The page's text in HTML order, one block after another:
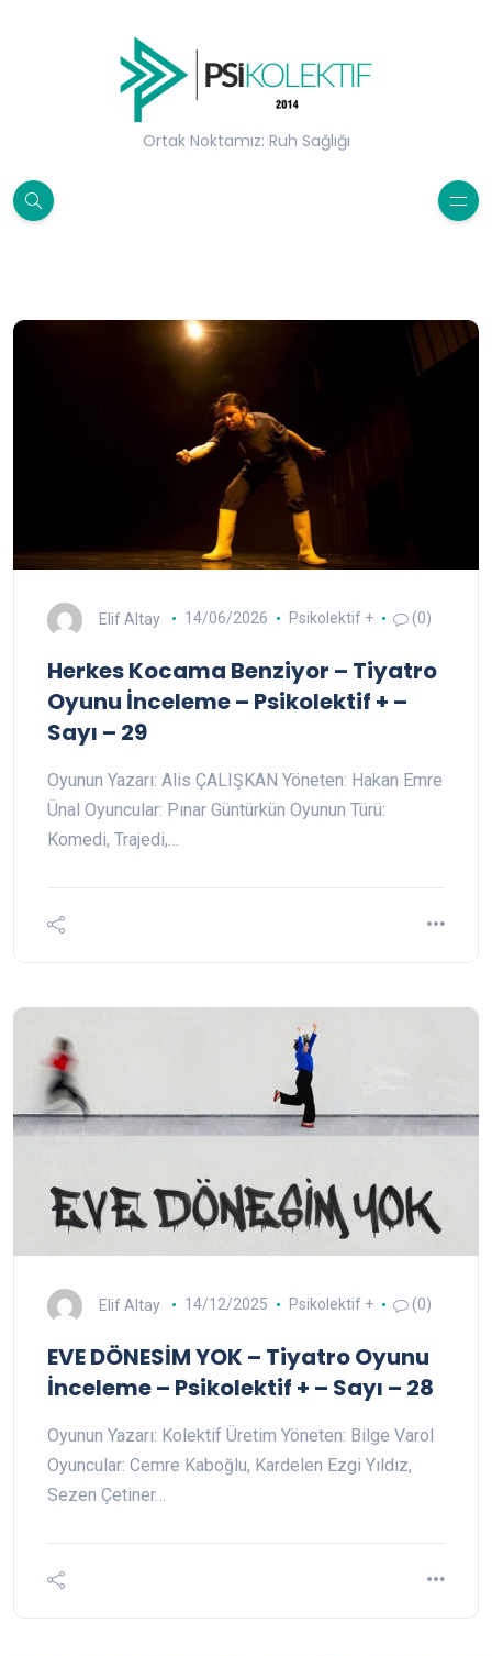
Ortak Noktamız: Ruh Sağlığı
Elif Altay 14/06/2026 Psikolektif + (0)
Herkes Kocama Benziyor – Tiyatro
Oyunu İnceleme – Psikolektif + –
Sayı – 29
Oyunun Yazarı: Alis ÇALIŞKAN Yöneten: Hakan Emre
Ünal Oyuncular: Pınar Güntürkün Oyunun Türü:
Komedi, Trajedi,…
Elif Altay 14/12/2025 Psikolektif + (0)
EVE DÖNESİM YOK – Tiyatro Oyunu
İnceleme – Psikolektif + – Sayı – 28
Oyunun Yazarı: Kolektif Üretim Yöneten: Bilge Varol
Oyuncular: Cemre Kaboğlu, Kardelen Ezgi Yıldız,
Sezen Çetiner…